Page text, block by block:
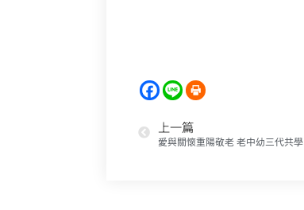
上一篇
愛與關懷重陽敬老 老中幼三代共學